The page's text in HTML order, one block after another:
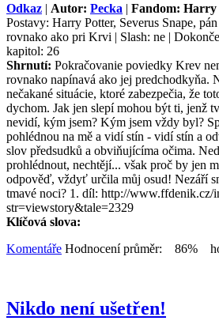
Odkaz | Autor: Pecka | Fandom: Harry
Postavy: Harry Potter, Severus Snape,
rovnako ako pri Krvi | Slash: ne |
kapitol: 26
Shrnutí: Pokračovanie poviedky Krev
rovnako napínavá ako jej predchodkyňa.
nečakané situácie, ktoré zabezpečia, že
dychom. Jak jen slepí mohou být ti, jenž
nevidí, kým jsem? Kým jsem vždy byl?
pohlédnou na mě a vidí stín - vidí stín a
slov předsudků a obviňujícíma očima.
prohlédnout, nechtějí... však proč by jen
odpověď, vždyť určila můj osud! Nezáří
tmavé noci? 1. díl: http://www.ffdenik.cz/
str=viewstory&tale=2329
Klíčová slova:
Komentáře Hodnocení průměr: 86%
Nikdo není ušetřen!